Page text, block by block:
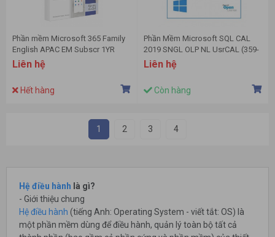
Phần mềm Microsoft 365 Family
English APAC EM Subscr 1YR
Medialess P6 (6GQ-01144)
Liên hệ
Hết hàng
Phần Mềm Microsoft SQL CAL
2019 SNGL OLP NL UsrCAL (359-
06866)
Liên hệ
Còn hàng
1 2 3 4
Hệ điều hành là gì?
- Giới thiệu chung
Hệ điều hành (tiếng Anh: Operating System - viết tắt: OS) là
một phần mềm dùng để điều hành, quản lý toàn bộ tất cả